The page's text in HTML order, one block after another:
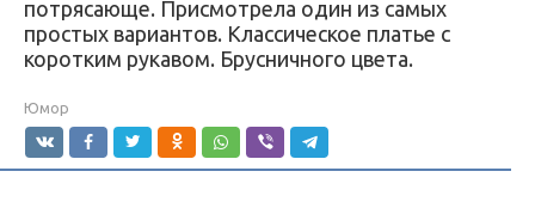
потрясающе. Присмотрела один из самых
простых вариантов. Классическое платье с
коротким рукавом. Брусничного цвета.
Юмор